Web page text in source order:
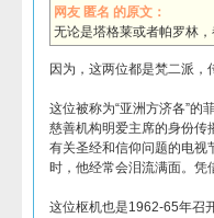
网友 匿名 的原文：
无论是塔格莱或者帕罗林，
因为，这两位都是梵二派，
这位被称为“亚洲方济各”的
慈善机构明爱主席的身份传
有关圣经和信仰问题的电视
时，他经常会泪流满面。凭
这位枢机也是1962-65年召